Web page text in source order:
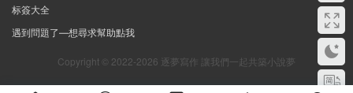
标簽大全
遇到問題了—想尋求幫助點我
Copyright © 2022-2026 逐夢寫作 讓我們一起共築小說夢